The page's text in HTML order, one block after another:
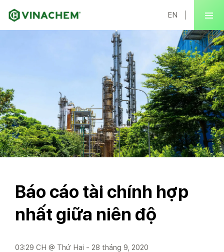
EN
Báo cáo tài chính hợp
nhất giữa niên độ
03:29 CH @ Thứ Hai - 28 tháng 9, 2020